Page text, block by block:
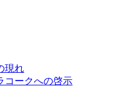
現れ
コークへの啓示